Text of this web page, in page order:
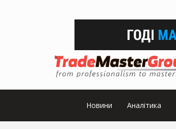
Новини Аналітика